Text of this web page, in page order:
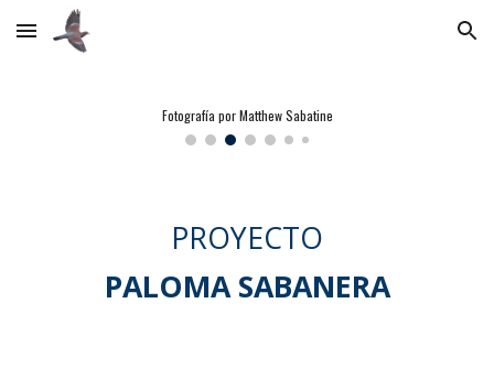
Skip to main content Skip to navigation
Fotografía por Matthew Sabatine
PROYECTO
PALOMA SABANERA